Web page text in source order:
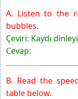
A. Listen to the
bubbles.
Çeviri: Kaydı
Cevap:
B. Read the
table below.